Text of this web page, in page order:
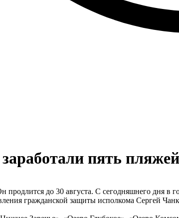
пять
продлится до 30 августа. С сегодняшнего дня
гражданской защиты исполкома Сергей